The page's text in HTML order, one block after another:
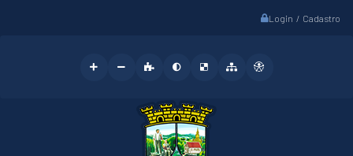
Login / Cadastro